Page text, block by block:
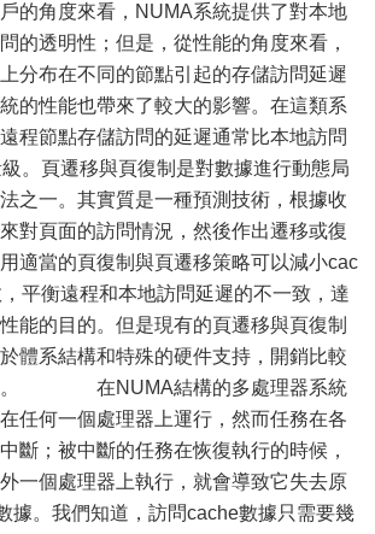
度來看，NUMA系統提供了對本地
的透明性；但是，從性能的角度來看，
分布在不同的節點引起的存儲訪問延遲
的性能也帶來了較大的影響。在這類系
程節點存儲訪問的延遲通常比本地訪問
。頁遷移與頁復制是對數據進行動態局
之一。其實質是一種預測技術，根據收
對頁面的訪問情況，然後作出遷移或復
適當的頁復制與頁遷移策略可以減小cac
平衡遠程和本地訪問延遲的不一致，達
能的目的。但是現有的頁遷移與頁復制
體系結構和特殊的硬件支持，開銷比較
。 在NUMA結構的多處理器系統
任何一個處理器上運行，然而任務在各
斷；被中斷的任務在恢復執行的時候，
一個處理器上執行，就會導致它失去原
據。我們知道，訪問cache數據只需要幾